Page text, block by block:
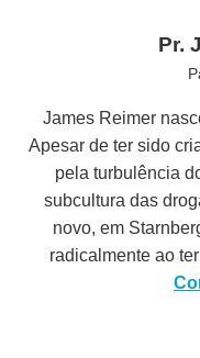
Pr.
James Reimer
Apesar de ter sido
pela turbulência
subcultura das
novo, em
radicalmente ao